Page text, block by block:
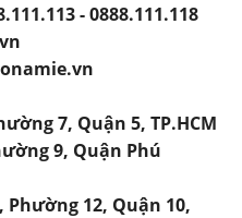
- 0888.111.118
7, Quận 5, TP.HCM
9, Quận Phú
Phường 12, Quận 10,